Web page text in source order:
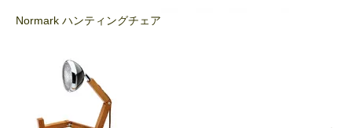
Normark ハンティングチェア